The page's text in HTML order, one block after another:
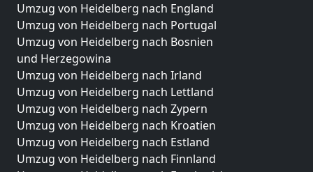
Umzug von Heidelberg nach England
Umzug von Heidelberg nach Portugal
Umzug von Heidelberg nach Bosnien
und Herzegowina
Umzug von Heidelberg nach Irland
Umzug von Heidelberg nach Lettland
Umzug von Heidelberg nach Zypern
Umzug von Heidelberg nach Kroatien
Umzug von Heidelberg nach Estland
Umzug von Heidelberg nach Finnland